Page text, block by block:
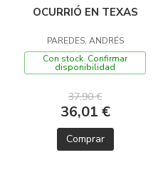
OCURRIÓ EN TEXAS
PAREDES, ANDRÉS
Con stock. Confirmar
disponibilidad
37,90 €
36,01 €
Comprar